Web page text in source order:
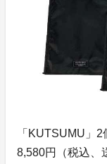
「KUTSUMU」
8,580円（税込、